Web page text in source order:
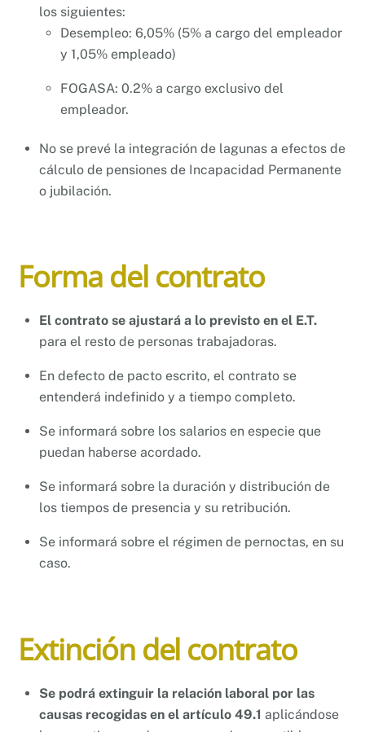
los siguientes:
Desempleo: 6,05% (5% a cargo del empleador
y 1,05% empleado)
FOGASA: 0.2% a cargo exclusivo del
empleador.
No se prevé la integración de lagunas a efectos de
cálculo de pensiones de Incapacidad Permanente
o jubilación.
Forma del contrato
El contrato se ajustará a lo previsto en el E.T.
para el resto de personas trabajadoras.
En defecto de pacto escrito, el contrato se
entenderá indefinido y a tiempo completo.
Se informará sobre los salarios en especie que
puedan haberse acordado.
Se informará sobre la duración y distribución de
los tiempos de presencia y su retribución.
Se informará sobre el régimen de pernoctas, en su
caso.
Extinción del contrato
Se podrá extinguir la relación laboral por las
causas recogidas en el artículo 49.1 aplicándose